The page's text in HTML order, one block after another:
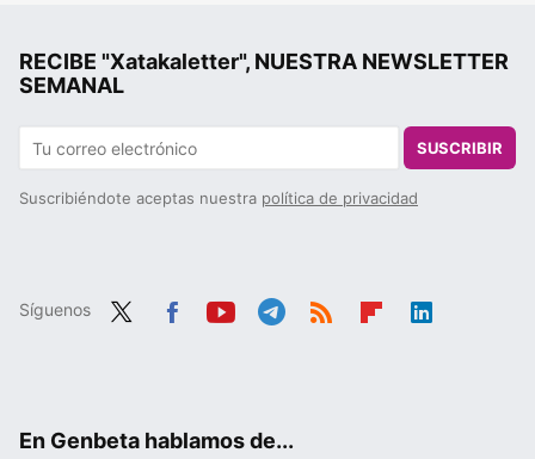
RECIBE "Xatakaletter", NUESTRA NEWSLETTER
SEMANAL
SUSCRIBIR
Suscribiéndote aceptas nuestra política de privacidad
Síguenos
En Genbeta hablamos de...